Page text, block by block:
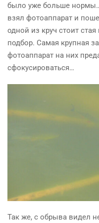
было уже больше
взял фотоаппарат и
одной из круч стоит
подбор. Самая крупная
фотоаппарат на них
сфокусироваться…
Так же, с обрыва видел